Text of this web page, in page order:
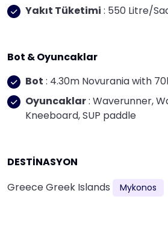
Yakıt Tüketimi : 550 Litre/
Bot & Oyuncaklar
Bot : 4.30m Novurania with
Oyuncaklar: Waverunner,
Kneeboard, SUP paddle
DESTİNASYON
GreeceGreek Islands Mykonos